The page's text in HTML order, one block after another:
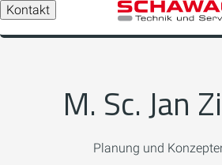
Kontakt
M. Sc. Jan
Planung und